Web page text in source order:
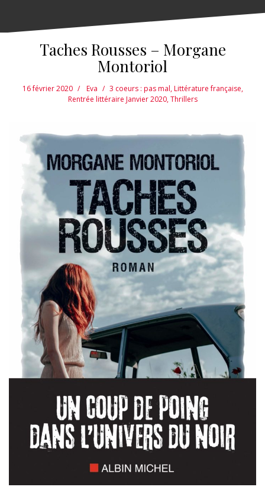
Taches Rousses – Morgane
Montoriol
16 février 2020 Eva 3 coeurs : pas mal,Littérature française,
Rentrée littéraire Janvier 2020,Thrillers